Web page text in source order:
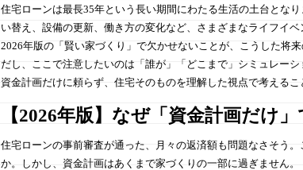
住宅ローンは最長35年という長い期間にわたる生活の土台とな
い替え、設備の更新、働き方の変化など、さまざまなライフイベ
2026年版の「賢い家づくり」で欠かせないことが、こうした将
だし、ここで注意したいのは「誰が」「どこまで」シミュレーシ
資金計画だけに頼らず、住宅そのものを理解した視点で考える
【2026年版】なぜ「資金計画だけ
住宅ローンの事前審査が通った、月々の返済額も問題なさそう
か。しかし、資金計画はあくまで家づくりの一部に過ぎません。